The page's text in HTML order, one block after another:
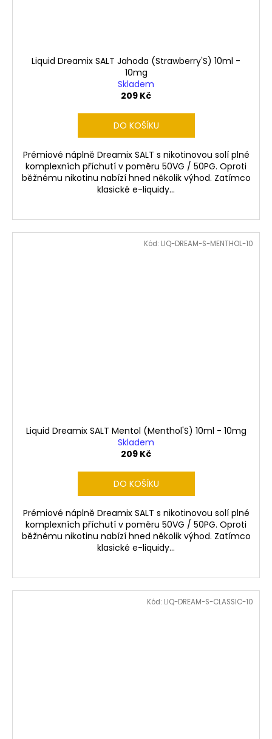
Liquid Dreamix SALT Jahoda (Strawberry'S) 10ml -
10mg
Skladem
209 Kč
DO KOŠÍKU
Prémiové náplně Dreamix SALT s nikotinovou solí plné
komplexních příchutí v poměru 50VG / 50PG. Oproti
běžnému nikotinu nabízí hned několik výhod. Zatímco
klasické e-liquidy...
Liquid Dreamix SALT Mentol (Menthol'S) 10ml - 10mg
Skladem
209 Kč
DO KOŠÍKU
Prémiové náplně Dreamix SALT s nikotinovou solí plné
komplexních příchutí v poměru 50VG / 50PG. Oproti
běžnému nikotinu nabízí hned několik výhod. Zatímco
klasické e-liquidy...
Kód: LIQ-DREAM-S-MENTHOL-10
Kód: LIQ-DREAM-S-CLASSIC-10